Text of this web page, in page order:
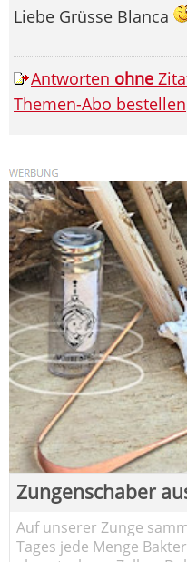
Liebe Grüsse Blanca
Antworten ohne
Themen-Abo bestellen
Zungenschaber
Auf unserer Zunge
Tages jede Menge